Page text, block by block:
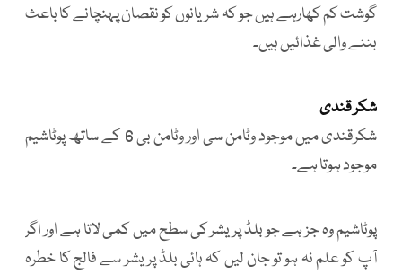
گوشت کم کھارہے ہیں جو کہ شریانوں کو نقصان پہنچانے کا باعث
بننے والی غذائیں ہیں۔
شکر قندی
شکرقندی میں موجود وٹامن سی اور وٹامن بی 6 کے ساتھ پوٹاشیم
موجود ہوتا ہے۔
پوٹاشیم وہ جز ہے جو بلڈ پریشر کی سطح میں کمی لاتا ہے اور اگر
آپ کو علم نہ ہو تو جان لیں کہ ہائی بلڈ پریشر سے فالج کا خطرہ